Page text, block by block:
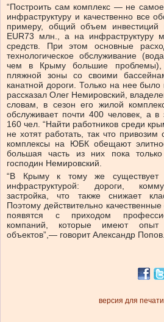
“Построить сам комплекс — не
инфраструктуру и качественно все
примеру, общий объем инвестиций
EUR73 млн., а на инфраструктуру
средств. При этом основные
технологическое обслуживание
чем в Крыму большие проблемы),
пляжной зоны со своими
канатной дороги. Только на нее
рассказал Олег Немировский,
словам, в сезон его жилой
обслуживает почти 400 человек, а
160 чел. “Найти работников среди
не хотят работать, так что
комплексы на ЮБК обещают
большая часть из них пока только
господин Немировский.
“В Крыму к тому же существует
инфраструктурой: дороги,
застройка, что также снижает
Поэтому действительно
появятся с приходом
компаний, которые имеют опыт
объектов”,— говорит Александр Попов.
версия для